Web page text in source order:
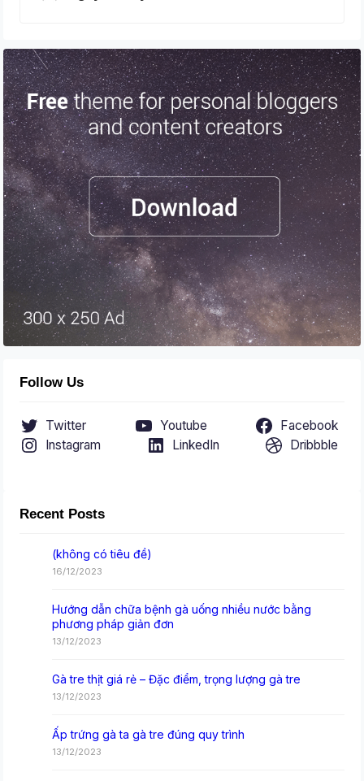
Follow Us
Twitter Youtube
Facebook
Instagram
LinkedIn Dribbble
Recent Posts
(không có tiêu đề)
16/12/2023
Hướng dẫn chữa bệnh gà uống nhiều nước bằng
phương pháp giản đơn
13/12/2023
Gà tre thịt giá rẻ – Đặc điểm, trọng lượng gà tre
13/12/2023
Ấp trứng gà ta gà tre đúng quy trình
13/12/2023